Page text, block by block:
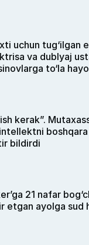
uchun tug‘ilgan
va dublyaj
to‘la
kerak”.
bildirdi
21 nafar
etgan ayolga sud